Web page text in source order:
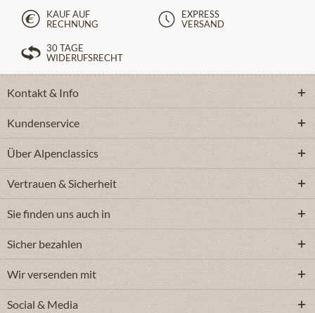
KAUF AUF
RECHNUNG
EXPRESS
VERSAND
30 TAGE
WIDERUFSRECHT
Kontakt & Info
Kundenservice
Über Alpenclassics
Vertrauen & Sicherheit
Sie finden uns auch in
Sicher bezahlen
Wir versenden mit
Social & Media